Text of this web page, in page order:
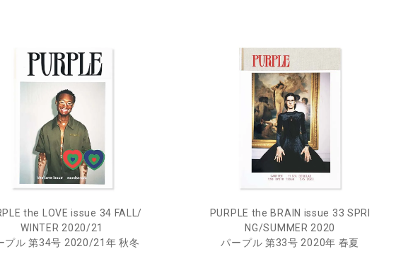
the LOVE issue 34 FALL/
WINTER 2020/21
プル 第34号 2020/21年 秋冬
PURPLE the BRAIN issue 33 SPRI
NG/SUMMER 2020
パープル 第33号 2020年 春夏